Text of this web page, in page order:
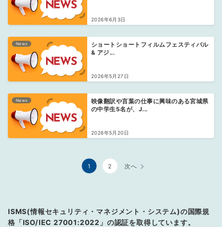
2026年6月3日
News
ショートショートフィルムフェスティバル
& アジ...
2026年5月27日
News
映像翻訳や言葉の仕事に興味のある宮城県
の中学生5名が、J...
2026年5月20日
ペ
1 2 次へ
ISMS(情報セキュリティ・マネジメント・システム)の国際規
格「ISO/IEC 27001:2022」の認証を取得しています。